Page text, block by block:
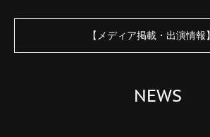
【メディア掲載・出演情報】
NEWS